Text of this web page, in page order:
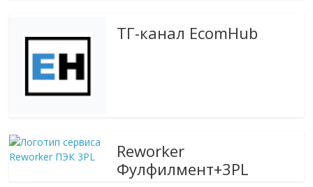
ТГ-канал EcomHub
Reworker
Фулфилмент+3PL